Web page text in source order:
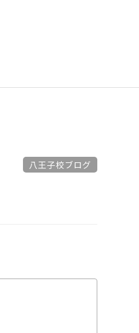
八王子校ブログ